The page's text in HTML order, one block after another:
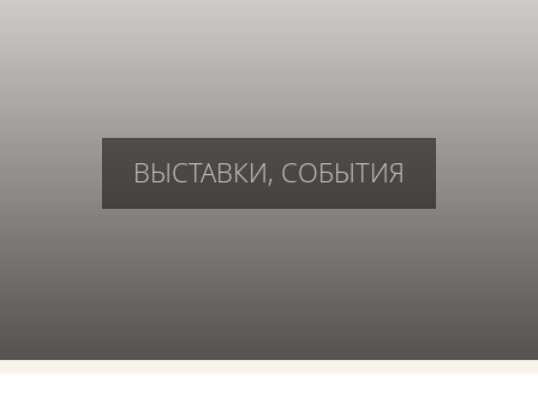
ВЫСТАВКИ, СОБЫТИЯ